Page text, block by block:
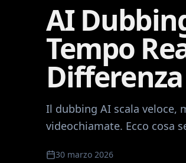
AI
Tempo
Differenza
Il dubbing AI scala veloce,
videochiamate. Ecco cosa
30 marzo 2026